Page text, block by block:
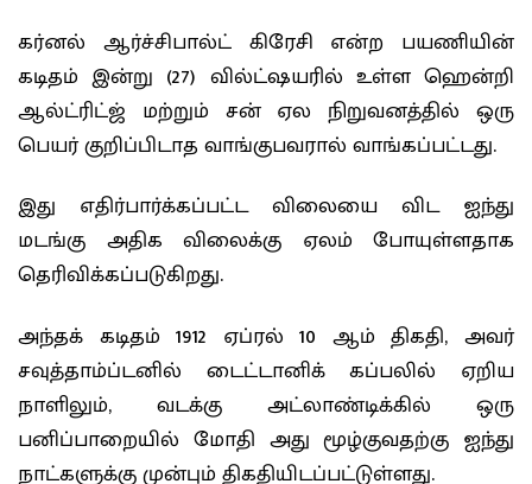
கர்னல் ஆர்ச்சிபால்ட் கிரேசி என்ற பயணியின்
கடிதம் இன்று (27) வில்ட்ஷயரில் உள்ள ஹென்றி
ஆல்ட்ரிட்ஜ் மற்றும் சன் ஏல நிறுவனத்தில் ஒரு
பெயர் குறிப்பிடாத வாங்குபவரால் வாங்கப்பட்டது.
இது எதிர்பார்க்கப்பட்ட விலையை விட ஐந்து
மடங்கு அதிக விலைக்கு ஏலம் போயுள்ளதாக
தெரிவிக்கப்படுகிறது.
அந்தக் கடிதம் 1912 ஏப்ரல் 10 ஆம் திகதி, அவர்
சவுத்தாம்ப்டனில் டைட்டானிக் கப்பலில் ஏறிய
நாளிலும், வடக்கு அட்லாண்டிக்கில் ஒரு
பனிப்பாறையில் மோதி அது மூழ்குவதற்கு ஐந்து
நாட்களுக்கு முன்பும் திகதியிடப்பட்டுள்ளது.